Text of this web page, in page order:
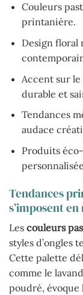
Couleurs
printanière.
Design floral
Accent sur
durable et
Tendances
audace
Produits
Tendances
s’imposent
Les couleurs
styles d’ongles
Cette palette
comme le
poudré,